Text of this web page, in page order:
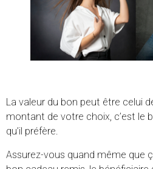
La valeur du bon peut être celui
montant de votre choix, c’est le
qu’il préfère.
Assurez-vous quand même que